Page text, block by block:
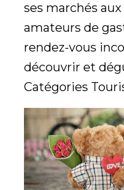
ses marchés
amateurs de
rendez-vous
découvrir et
Catégories